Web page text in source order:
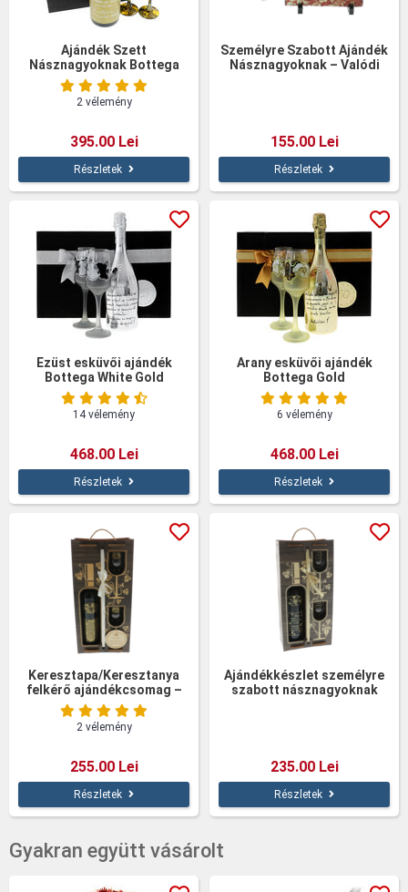
Ajándék Szett
Násznagyoknak Bottega
2 vélemény
395.00 Lei
Részletek
Személyre Szabott Ajándék
Násznagyoknak – Valódi
155.00 Lei
Részletek
Ezüst esküvői ajándék
Bottega White Gold
14 vélemény
468.00 Lei
Részletek
Arany esküvői ajándék
Bottega Gold
6 vélemény
468.00 Lei
Részletek
Keresztapa/Keresztanya
felkérő ajándékcsomag –
Személyre szabott
borosüveg poharakkal
2 vélemény
255.00 Lei
Részletek
Ajándékkészlet személyre
szabott násznagyoknak
235.00 Lei
Részletek
Gyakran együtt vásárolt